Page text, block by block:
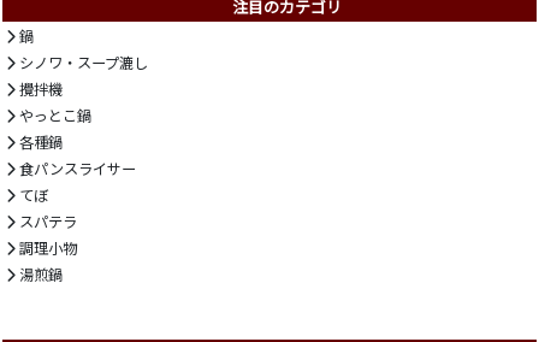
注目のカテゴリ
鍋
シノワ・スープ漉し
攪拌機
やっとこ鍋
各種鍋
食パンスライサー
てぼ
スパテラ
調理小物
湯煎鍋